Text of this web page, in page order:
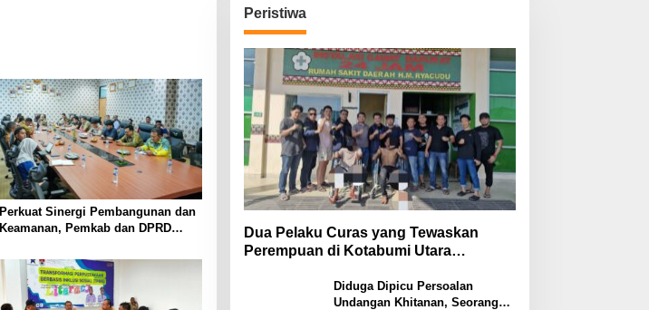
Perkuat Sinergi Pembangunan dan
Keamanan, Pemkab dan DPRD
Peristiwa
Dua Pelaku Curas yang Tewaskan
Perempuan di Kotabumi Utara
Diduga Dipicu Persoalan
Undangan Khitanan, Seorang